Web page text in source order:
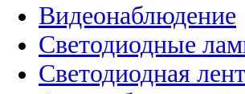
Видеонаблюдение
Светодиодные
Светодиодная